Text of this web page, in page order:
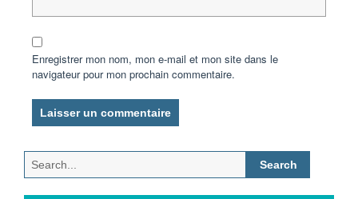
Enregistrer mon nom, mon e-mail et mon site dans le
navigateur pour mon prochain commentaire.
Search
for: